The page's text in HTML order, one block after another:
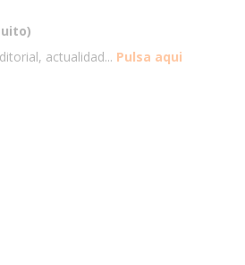
actualidad... Pulsa aqui